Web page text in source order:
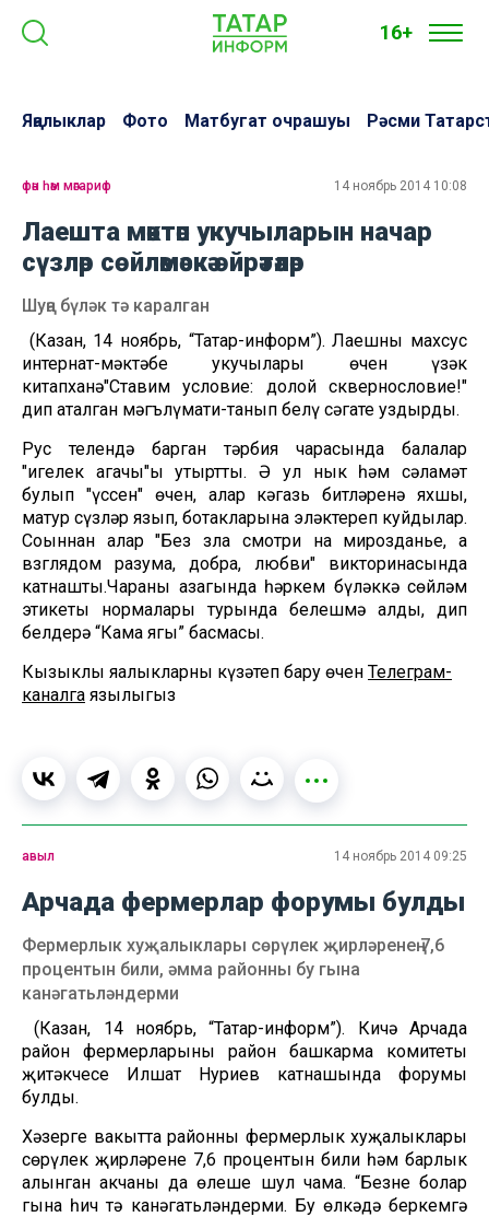
16+
Яңалыклар Фото Матбугат очрашуы Рәсми
фән һәм мәгариф 14 ноябрь 2014 10:08
Лаешта мәктәп укучыларын начар
сүзләр сөйләмәскә өйрәтәләр
Шуңа бүләк тә каралган
(Казан, 14 ноябрь, “Татар-информ”). Лаешның махсус
интернат-мәктәбе укучылары өчен үзәк
китапханә"Ставим условие: долой сквернословие!"
дип аталган мәгълүмати-танып белү сәгате уздырды.
Рус телендә барган тәрбия чарасында балалар
"игелек агачы"ы утыртты. Ә ул нык һәм сәламәт
булып "үссен" өчен, алар кәгазь битләренә яхшы,
матур сүзләр язып, ботакларына эләктереп куйдылар.
Соңыннан алар "Без зла смотри на мирозданье, а
взглядом разума, добра, любви" викторинасында
катнашты.Чараның азагында һәркем бүләккә сөйләм
этикеты нормалары турында белешмә алды, дип
белдерә “Кама ягы” басмасы.
Кызыклы яңалыкларны күзәтеп бару өчен Телеграм-
каналга язылыгыз
авыл 14 ноябрь 2014 09:25
Арчада фермерлар форумы булды
Фермерлык хуҗалыклары сөрүлек җирләренең 7,6
процентын били, әмма районны бу гына
канәгатьләндерми
(Казан, 14 ноябрь, “Татар-информ”). Кичә Арчада
район фермерларының район башкарма комитеты
җитәкчесе Илшат Нуриев катнашында форумы
булды.
Хәзерге вакытта районның фермерлык хуҗалыклары
сөрүлек җирләренең 7,6 процентын били һәм барлык
алынган акчаның да өлеше шул чама. “Безне болар
гына һич тә канәгатьләндерми. Бу өлкәдә беркемгә